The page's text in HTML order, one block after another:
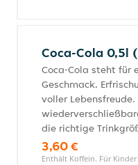
Coca-Cola 0,5l
Coca-Cola steht für
Geschmack,
voller Lebensfreude.
die richtige
3,60 €
Enthält Koffein. Für